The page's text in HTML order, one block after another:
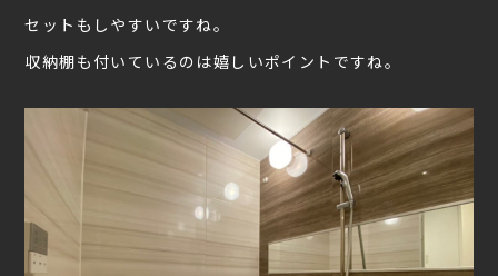
セットもしやすいですね。
収納棚も付いているのは嬉しいポイントですね。